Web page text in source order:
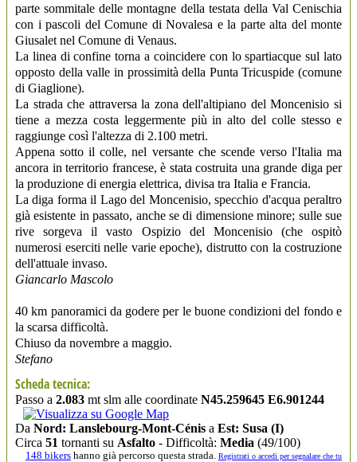
parte sommitale delle montagne della testata della Val Cenischia
con i pascoli del Comune di Novalesa e la parte alta del monte
Giusalet nel Comune di Venaus.
La linea di confine torna a coincidere con lo spartiacque sul lato
opposto della valle in prossimità della Punta Tricuspide (comune
di Giaglione).
La strada che attraversa la zona dell'altipiano del Moncenisio si
tiene a mezza costa leggermente più in alto del colle stesso e
raggiunge così l'altezza di 2.100 metri.
Appena sotto il colle, nel versante che scende verso l'Italia ma
ancora in territorio francese, è stata costruita una grande diga per
la produzione di energia elettrica, divisa tra Italia e Francia.
La diga forma il Lago del Moncenisio, specchio d'acqua peraltro
già esistente in passato, anche se di dimensione minore; sulle sue
rive sorgeva il vasto Ospizio del Moncenisio (che ospitò
numerosi eserciti nelle varie epoche), distrutto con la costruzione
dell'attuale invaso.
Giancarlo Mascolo
40 km panoramici da godere per le buone condizioni del fondo e
la scarsa difficoltà.
Chiuso da novembre a maggio.
Stefano
Scheda tecnica:
Passo a 2.083 mt slm alle coordinate N45.259645 E6.901244
Da Nord: Lanslebourg-Mont-Cénis a Est: Susa (I)
Circa 51 tornanti su Asfalto - Difficoltà: Media (49/100)
148 bikers hanno già percorso questa strada. Registrati o accedi per segnalare che tu